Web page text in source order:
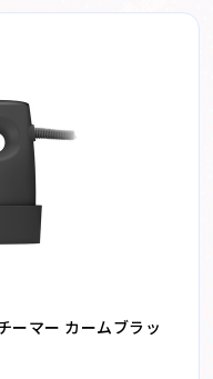
ーマー カームブラッ